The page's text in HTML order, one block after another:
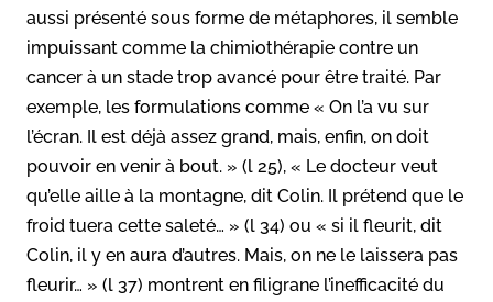
aussi présenté sous forme de métaphores, il semble
impuissant comme la chimiothérapie contre un
cancer à un stade trop avancé pour être traité. Par
exemple, les formulations comme « On l’a vu sur
l’écran. Il est déjà assez grand, mais, enfin, on doit
pouvoir en venir à bout. » (l 25), « Le docteur veut
qu’elle aille à la montagne, dit Colin. Il prétend que le
froid tuera cette saleté… » (l 34) ou « si il fleurit, dit
Colin, il y en aura d’autres. Mais, on ne le laissera pas
fleurir… » (l 37) montrent en filigrane l’inefficacité du